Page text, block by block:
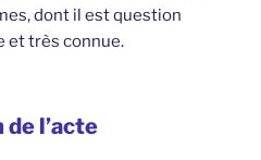
dont il est question
et très connue.
l’acte